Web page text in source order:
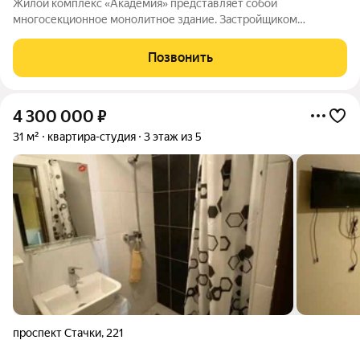
Жилой комплекс «Академия» представляет собой
многосекционное монолитное здание. Застройщиком
не осуществляется. Благоустройство прилегающей
территории включает в себя организацию детских игровых
Позвонить
4 300 000 ₽
31 м² квартира-студия 3 этаж из 5
проспект Стачки, 221